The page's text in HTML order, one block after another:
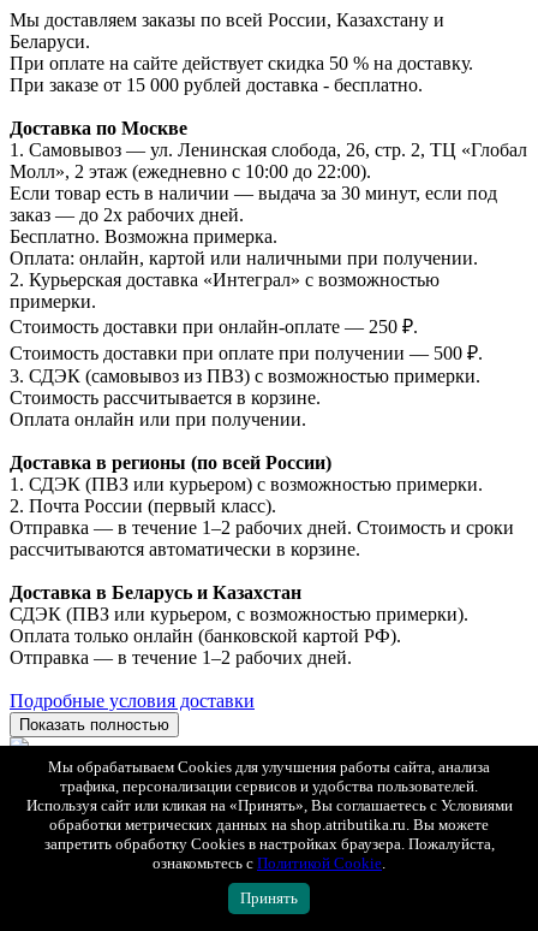
Мы доставляем заказы по всей России, Казахстану и
Беларуси.
При оплате на сайте действует скидка 50 % на доставку.
При заказе от 15 000 рублей доставка - бесплатно.
Доставка по Москве
1. Самовывоз — ул. Ленинская слобода, 26, стр. 2, ТЦ «Глобал
Молл», 2 этаж (ежедневно с 10:00 до 22:00).
Если товар есть в наличии — выдача за 30 минут, если под
заказ — до 2х рабочих дней.
Бесплатно. Возможна примерка.
Оплата: онлайн, картой или наличными при получении.
2. Курьерская доставка «Интеграл» с возможностью
примерки.
Стоимость доставки при онлайн-оплате — 250 ₽.
Стоимость доставки при оплате при получении — 500 ₽.
3. СДЭК (самовывоз из ПВЗ) с возможностью примерки.
Стоимость рассчитывается в корзине.
Оплата онлайн или при получении.
Доставка в регионы (по всей России)
1. СДЭК (ПВЗ или курьером) с возможностью примерки.
2. Почта России (первый класс).
Отправка — в течение 1–2 рабочих дней. Стоимость и сроки
рассчитываются автоматически в корзине.
Доставка в Беларусь и Казахстан
СДЭК (ПВЗ или курьером, с возможностью примерки).
Оплата только онлайн (банковской картой РФ).
Отправка — в течение 1–2 рабочих дней.
Подробные условия доставки
Показать полностью
Все товары Автомобилист
ПОДОБРАТЬ
СОПУТСТВУЮЩИЕ ТОВАРЫ
Мы обрабатываем Cookies для улучшения работы сайта, анализа
трафика, персонализации сервисов и удобства пользователей.
Используя сайт или кликая на «Принять», Вы соглашаетесь с Условиями
обработки метрических данных на shop.atributika.ru. Вы можете
запретить обработку Cookies в настройках браузера. Пожалуйста,
ознакомьтесь с Политикой Cookie.
Принять